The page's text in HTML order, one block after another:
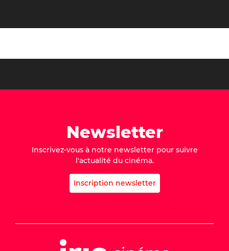
Newsletter
Inscrivez-vous à notre newsletter pour suivre
l'actualité du cinéma.
Inscription newsletter